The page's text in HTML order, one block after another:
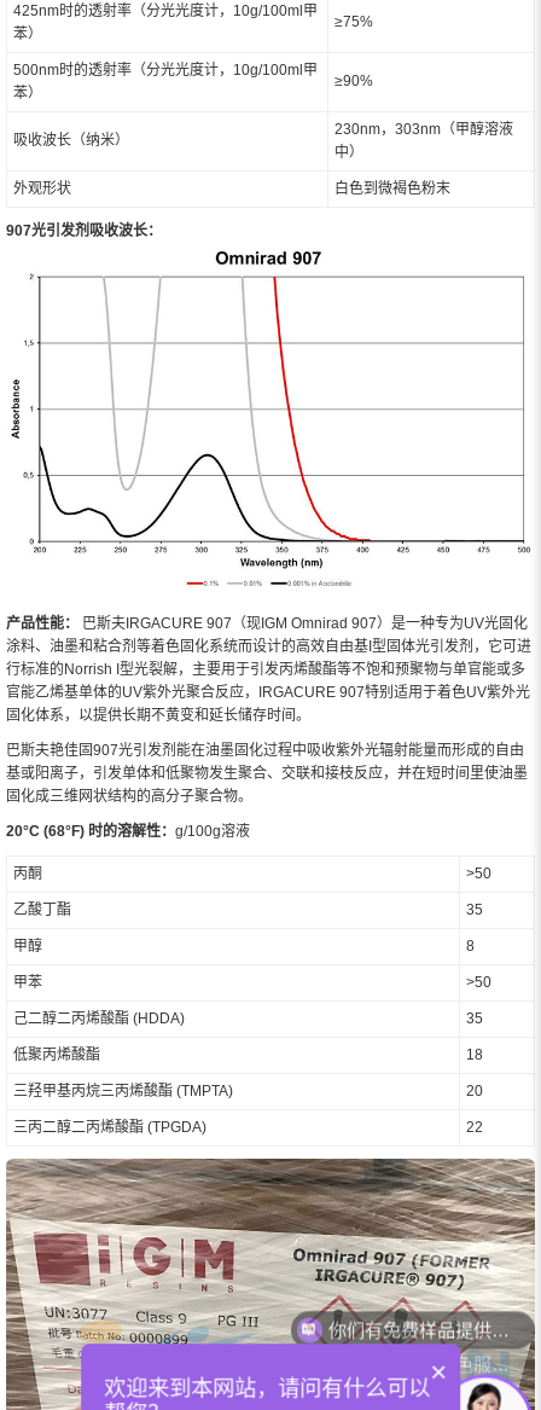
425nm时的透射率（分光光度计，10g/100ml甲
苯）
≥75%
500nm时的透射率（分光光度计，10g/100ml甲
苯）
≥90%
吸收波长（纳米）
230nm，303nm（甲醇溶液
中）
外观形状 白色到微褐色粉末
907光引发剂吸收波长：
产品性能：
巴斯夫IRGACURE 907（现IGM Omnirad 907）是一种专为UV光固化
涂料、油墨和粘合剂等着色固化系统而设计的高效自由基I型固体光引发剂，它可进
行标准的Norrish I型光裂解，主要用于引发丙烯酸酯等不饱和预聚物与单官能或多
官能乙烯基单体的UV紫外光聚合反应，IRGACURE 907特别适用于着色UV紫外光
固化体系，以提供长期不黄变和延长储存时间。
巴斯夫艳佳固907光引发剂能在油墨固化过程中吸收紫外光辐射能量而形成的自由
基或阳离子，引发单体和低聚物发生聚合、交联和接枝反应，并在短时间里使油墨
固化成三维网状结构的高分子聚合物。
20°C (68°F) 时的溶解性： g/100g溶液
丙酮 >50
乙酸丁酯 35
甲醇 8
甲苯 >50
己二醇二丙烯酸酯 (HDDA) 35
低聚丙烯酸酯 18
三羟甲基丙烷三丙烯酸酯 (TMPTA) 20
三丙二醇二丙烯酸酯 (TPGDA) 22
你们可以提供配色服务吗？
×
欢迎来到本网站，请问有什么可以